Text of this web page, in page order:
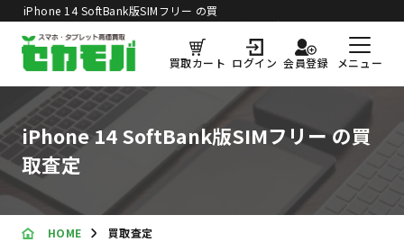
買取価格更新日：2026年8月8日
iPhone 14 SoftBank版SIMフリー の買
買取カート ログイン 会員登録 メニュー
iPhone 14 SoftBank版SIMフリー の買
取査定
HOME 買取査定